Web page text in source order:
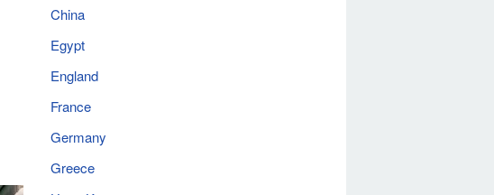
China
Egypt
England
France
Germany
Greece